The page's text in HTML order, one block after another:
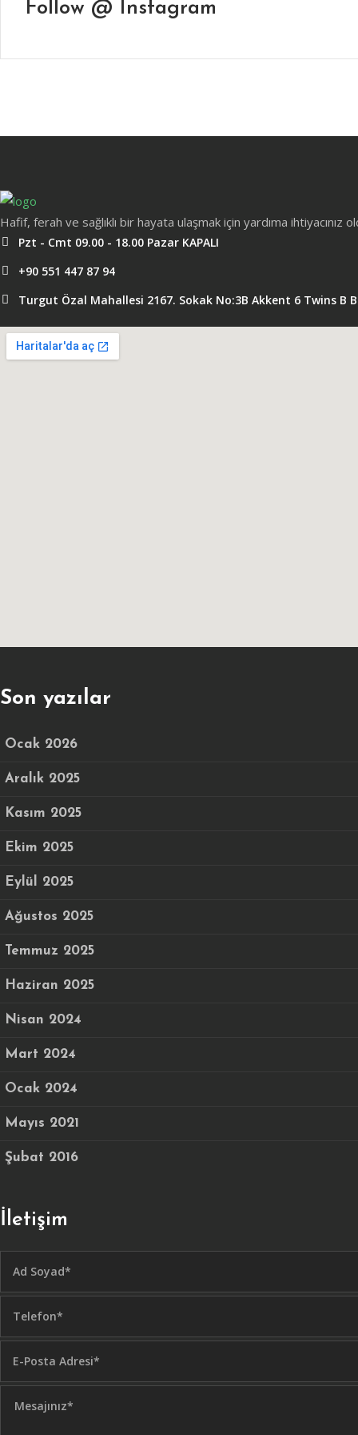
Follow @ Instagram
Hafif, ferah ve sağlıklı bir hayata ulaşmak için yardıma ihtiyacınız
Pzt - Cmt 09.00 - 18.00 Pazar KAPALI
+90 551 447 87 94
Turgut Özal Mahallesi 2167. Sokak No:3B Akkent 6 Twins B
Son yazılar
Ocak 2026
Aralık 2025
Kasım 2025
Ekim 2025
Eylül 2025
Ağustos 2025
Temmuz 2025
Haziran 2025
Nisan 2024
Mart 2024
Ocak 2024
Mayıs 2021
Şubat 2016
İletişim